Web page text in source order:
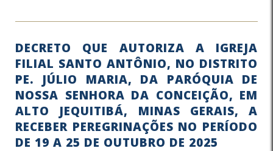
DECRETO QUE AUTORIZA A IGREJA
FILIAL SANTO ANTÔNIO, NO DISTRITO
PE. JÚLIO MARIA, DA PARÓQUIA DE
NOSSA SENHORA DA CONCEIÇÃO, EM
ALTO JEQUITIBÁ, MINAS GERAIS, A
RECEBER PEREGRINAÇÕES NO PERÍODO
DE 19 A 25 DE OUTUBRO DE 2025